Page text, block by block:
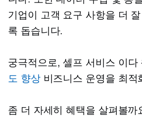
기업이 고객 요구 사항을 더
록 돕습니다.
궁극적으로,셀프 서비스 이다
도 향상비즈니스 운영을 최적
좀 더 자세히 혜택을 살펴볼